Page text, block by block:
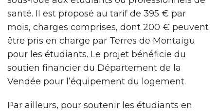
santé. Il est proposé au tarif de 395 € par
mois, charges comprises, dont 200 € peuvent
être pris en charge par Terres de Montaigu
pour les étudiants. Le projet bénéficie du
soutien financier du Département de la
Vendée pour l’équipement du logement.
Par ailleurs, pour soutenir les étudiants en